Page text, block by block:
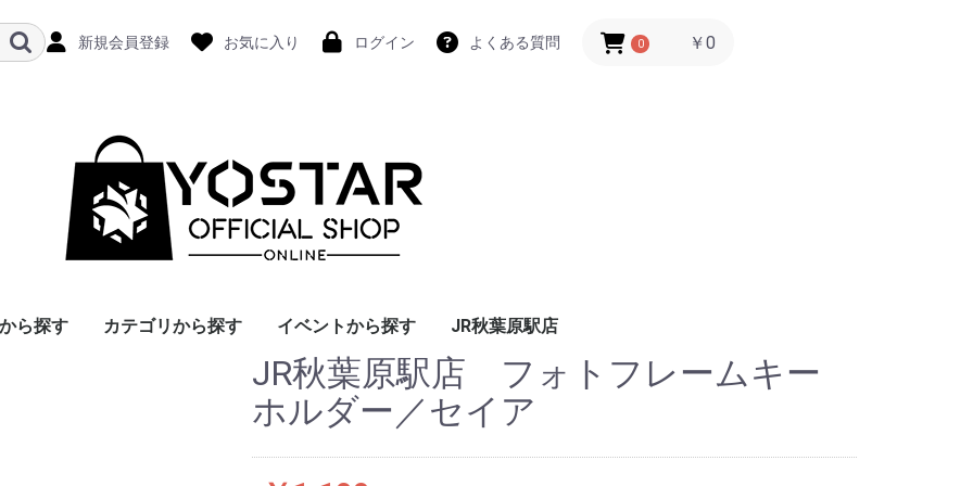
新規会員登録 お気に入り ログイン よくある質問 0 ￥0
ら探す カテゴリから探す イベントから探す JR秋葉原駅店
JR秋葉原駅店 フォトフレームキー
ホルダー／セイア